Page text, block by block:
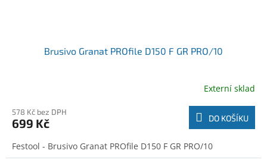
Brusivo Granat PROfile D150 F GR PRO/10
Externí sklad
578 Kč bez DPH
699 Kč DO KOŠÍKU
Festool - Brusivo Granat PROfile D150 F GR PRO/10